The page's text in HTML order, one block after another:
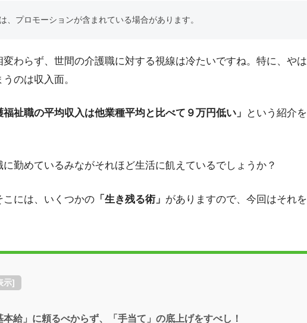
、プロモーションが含まれている場合があります。
わらず、世間の介護職に対する視線は冷たいですね。特に、やは
のは収入面。
福祉職の平均収入は他業種平均と比べて９万円低い」
という紹介を
勤めているみながそれほど生活に飢えているでしょうか？
には、いくつかの 「生き残る術」 がありますので、今回はそれを
示]
給」に頼るべからず、「手当て」の底上げをすべし！